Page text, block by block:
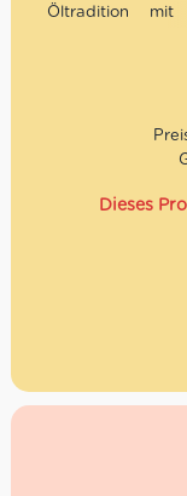
Öltradition mit
einem kunstvoll
Wärme fernhält.
oder als
Olivenölen Extra
Dieses